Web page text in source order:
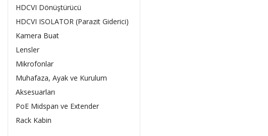
HDCVI Dönüştürücü
HDCVI ISOLATOR (Parazit Giderici)
Kamera Buat
Lensler
Mikrofonlar
Muhafaza, Ayak ve Kurulum
Aksesuarları
PoE Midspan ve Extender
Rack Kabin